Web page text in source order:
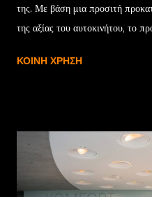
της. Με βάση μια προσιτή
της αξίας του αυτοκινήτου, το
ολοκληρωθεί η
του αυτοκινήτου, ενώ η τρίτη
προσυμφωνημένη αξία που θα
την αγορά ενός νέου Jeep. Με
ΚΟΙΝΉ ΧΡΉΣΗ